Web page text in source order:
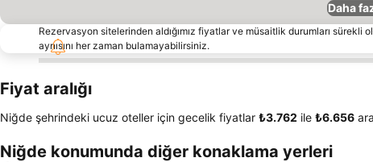
Daha
Rezervasyon sitelerinden aldığımız fiyatlar ve müsaitlik durumları
aynısını her zaman bulamayabilirsiniz.
Fiyat aralığı
Niğde şehrindeki ucuz oteller için gecelik fiyatlar ‎₺3.762 ile ‎₺6.656
Niğde konumunda diğer konaklama yerleri